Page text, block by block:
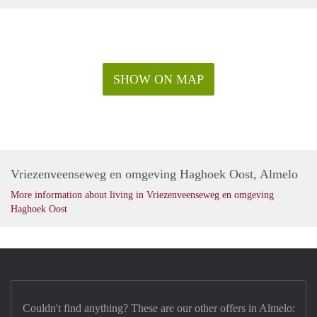
SHOW ON MAP
Vriezenveenseweg en omgeving Haghoek Oost, Almelo
More information about living in Vriezenveenseweg en omgeving
Haghoek Oost
Couldn't find anything? These are our other offers in Almelo: